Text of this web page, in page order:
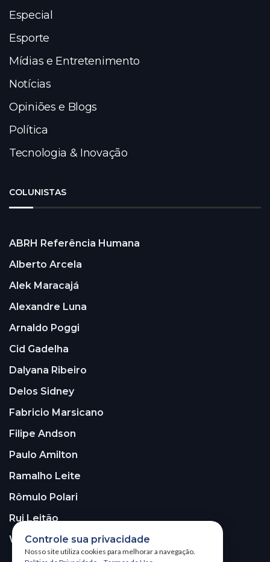
Especial
Esporte
Mídias e Entretenimento
Notícias
Opiniões e Blogs
Política
Tecnologia & Inovação
COLUNISTAS
ABRH Referência Humana
Alberto Arcela
Alek Maracajá
Alexandre Luna
Arnaldo Poggi
Cid Gadelha
Dalyana Ribeiro
Delos Sidney
Fabricio Marsicano
Filipe Andson
Paulo Amilton
Ramalho Leite
Rômulo Polari
Rui Leitão
Walter Santos
Controle sua privacidade
Nosso site utiliza cookies para melhorar a navegação.